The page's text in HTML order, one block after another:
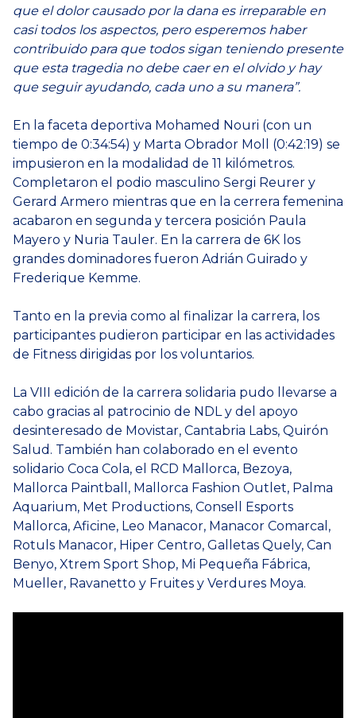
que el dolor causado por la dana es irreparable en
casi todos los aspectos, pero esperemos haber
contribuido para que todos sigan teniendo presente
que esta tragedia no debe caer en el olvido y hay
que seguir ayudando, cada uno a su manera”.
En la faceta deportiva Mohamed Nouri (con un
tiempo de 0:34:54) y Marta Obrador Moll (0:42:19) se
impusieron en la modalidad de 11 kilómetros.
Completaron el podio masculino Sergi Reurer y
Gerard Armero mientras que en la cerrera femenina
acabaron en segunda y tercera posición Paula
Mayero y Nuria Tauler. En la carrera de 6K los
grandes dominadores fueron Adrián Guirado y
Frederique Kemme.
Tanto en la previa como al finalizar la carrera, los
participantes pudieron participar en las actividades
de Fitness dirigidas por los voluntarios.
La VIII edición de la carrera solidaria pudo llevarse a
cabo gracias al patrocinio de NDL y del apoyo
desinteresado de Movistar, Cantabria Labs, Quirón
Salud. También han colaborado en el evento
solidario Coca Cola, el RCD Mallorca, Bezoya,
Mallorca Paintball, Mallorca Fashion Outlet, Palma
Aquarium, Met Productions, Consell Esports
Mallorca, Aficine, Leo Manacor, Manacor Comarcal,
Rotuls Manacor, Hiper Centro, Galletas Quely, Can
Benyo, Xtrem Sport Shop, Mi Pequeña Fábrica,
Mueller, Ravanetto y Fruites y Verdures Moya.